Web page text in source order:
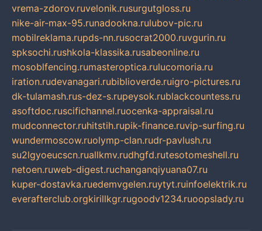
vrema-zdorov.ruvelonik.rusurgutgloss.ru
nike-air-max-95.runadookna.rulubov-pic.ru
mobilreklama.rupds-nn.rusocrat2000.ruvgurin.ru
spksochi.rushkola-klassika.rusabeonline.ru
mosoblfencing.rumasteroptica.rulucomoria.ru
iration.rudevanagari.rubiblioverde.ruigro-pictures.ru
dk-tulamash.rus-dez-s.rupeysok.rublackcountess.ru
asoftdoc.ruscifichannel.ruocenka-appraisal.ru
mudconnector.ruhitstih.rupik-finance.ruvip-surfing.ru
wundermoscow.ruolymp-clan.rudr-pavlush.ru
su2lgyoeucscn.ruallkmv.rudhgfd.rutesotomeshell.ru
netoen.ruweb-digest.ruchanganqiyuana07.ru
kuper-dostavka.ruedemvgelen.ruytyt.ruinfoelektrik.ru
everafterclub.orgkirillkgr.rugoodv1234.ruoopslady.ru